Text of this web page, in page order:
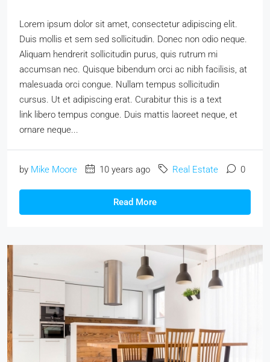
Lorem ipsum dolor sit amet, consectetur adipiscing elit.
Duis mollis et sem sed sollicitudin. Donec non odio neque.
Aliquam hendrerit sollicitudin purus, quis rutrum mi
accumsan nec. Quisque bibendum orci ac nibh facilisis, at
malesuada orci congue. Nullam tempus sollicitudin
cursus. Ut et adipiscing erat. Curabitur this is a text
link libero tempus congue. Duis mattis laoreet neque, et
ornare neque...
by Mike Moore 10 years ago Real Estate 0
Read More